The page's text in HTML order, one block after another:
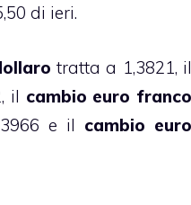
di ieri.
tratta a 1,3821, il
il cambio euro franco
e il cambio euro